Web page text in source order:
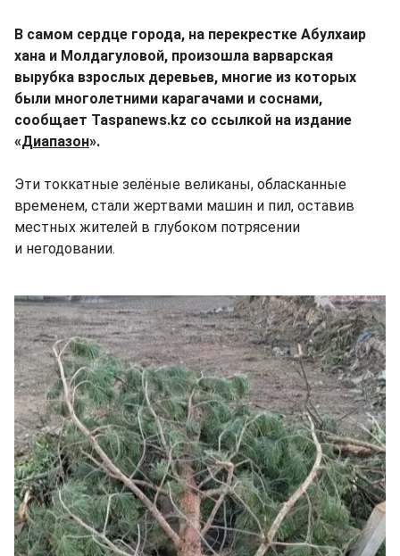
В самом сердце города, на перекрестке Абулхаир
хана и Молдагуловой, произошла варварская
вырубка взрослых деревьев, многие из которых
были многолетними карагачами и соснами,
сообщает Taspanews.kz со ссылкой на издание
«Диапазон».
Эти токкатные зелёные великаны, обласканные
временем, стали жертвами машин и пил, оставив
местных жителей в глубоком потрясении
и негодовании.